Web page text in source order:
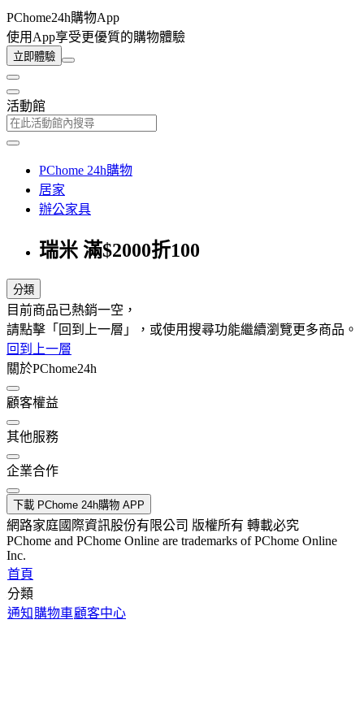
PChome24h購物App
使用App享受更優質的購物體驗
立即體驗
活動館
PChome 24h購物
居家
辦公家具
瑞米 滿$2000折100
分類
目前商品已熱銷一空，
請點擊「回到上一層」，或使用搜尋功能繼續瀏覽更多商品。
回到上一層
關於PChome24h
顧客權益
其他服務
企業合作
下載 PChome 24h購物 APP
網路家庭國際資訊股份有限公司 版權所有 轉載必究
PChome and PChome Online are trademarks of PChome Online
Inc.
首頁
分類
通知 購物車顧客中心